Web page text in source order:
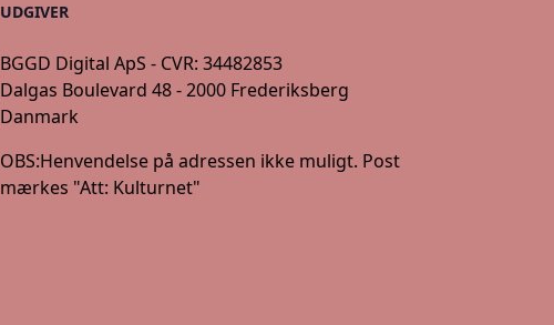
UDGIVER
BGGD Digital ApS - CVR: 34482853
Dalgas Boulevard 48 - 2000 Frederiksberg
Danmark
OBS:Henvendelse på adressen ikke muligt. Post
mærkes "Att: Kulturnet"